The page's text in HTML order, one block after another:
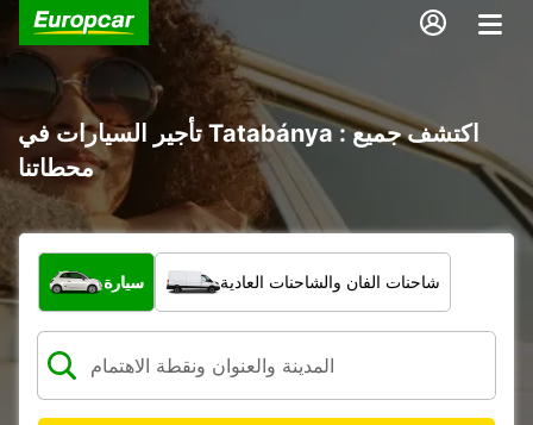
تأجير السيارات في Tatabánya : اكتشف جميع
محطاتنا
ما نوع المركبة؟
سيارة شاحنات الفان والشاحنات العادية